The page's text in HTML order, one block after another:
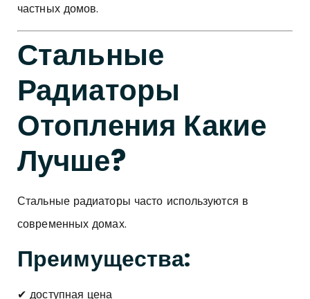
частных домов.
Стальные
Радиаторы
Отопления Какие
Лучше?
Стальные радиаторы часто используются в
современных домах.
Преимущества:
✔ доступная цена